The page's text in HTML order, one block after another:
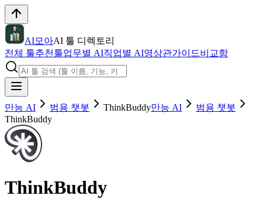
AI모아AI 툴 디렉토리
전체 툴추천툴업무별 AI직업별 AI영상관가이드비교함
만능 AI 범용 챗봇 ThinkBuddy만능 AI
범용 챗봇
ThinkBuddy
ThinkBuddy